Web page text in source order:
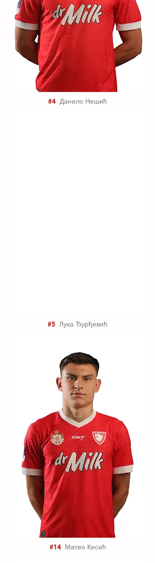
#4 Данило Нешић
#5 Лука Ђурђевић
#14Матео Кесић